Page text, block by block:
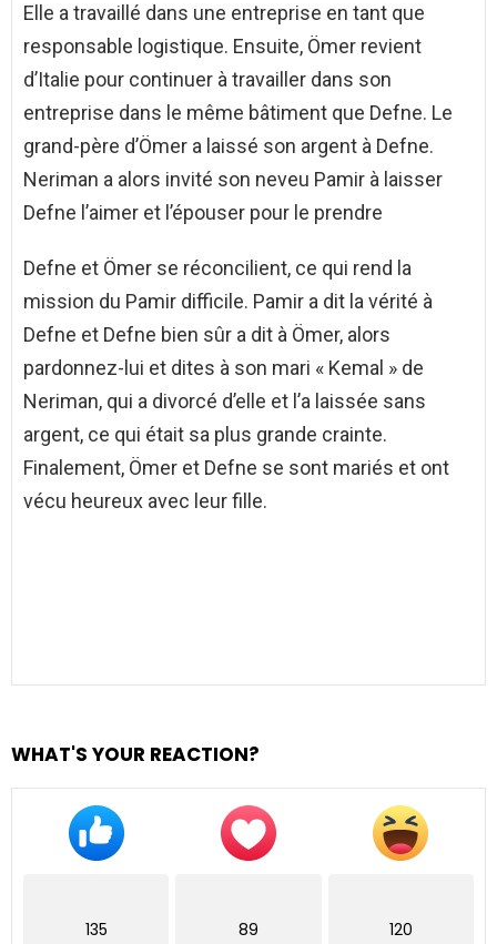
Elle a travaillé dans une entreprise en tant que
responsable logistique. Ensuite, Ömer revient
d’Italie pour continuer à travailler dans son
entreprise dans le même bâtiment que Defne. Le
grand-père d’Ömer a laissé son argent à Defne.
Neriman a alors invité son neveu Pamir à laisser
Defne l’aimer et l’épouser pour le prendre
Defne et Ömer se réconcilient, ce qui rend la
mission du Pamir difficile. Pamir a dit la vérité à
Defne et Defne bien sûr a dit à Ömer, alors
pardonnez-lui et dites à son mari « Kemal » de
Neriman, qui a divorcé d’elle et l’a laissée sans
argent, ce qui était sa plus grande crainte.
Finalement, Ömer et Defne se sont mariés et ont
vécu heureux avec leur fille.
WHAT'S YOUR REACTION?
135 89 120